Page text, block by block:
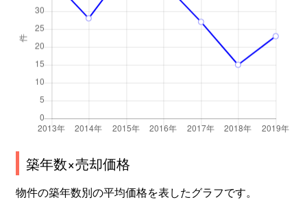
築年数×売却価格
物件の築年数別の平均価格を表したグラフです。